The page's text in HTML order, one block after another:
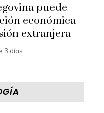
puede
económica
extranjera
3 días